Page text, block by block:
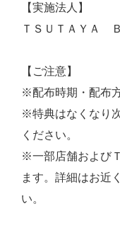
【実施法人】
ＴＳＵＴＡＹＡ
【ご注意】
※配布時期・配布
※特典はなくなり
ください。
※一部店舗および
ます。詳細はお近
い。